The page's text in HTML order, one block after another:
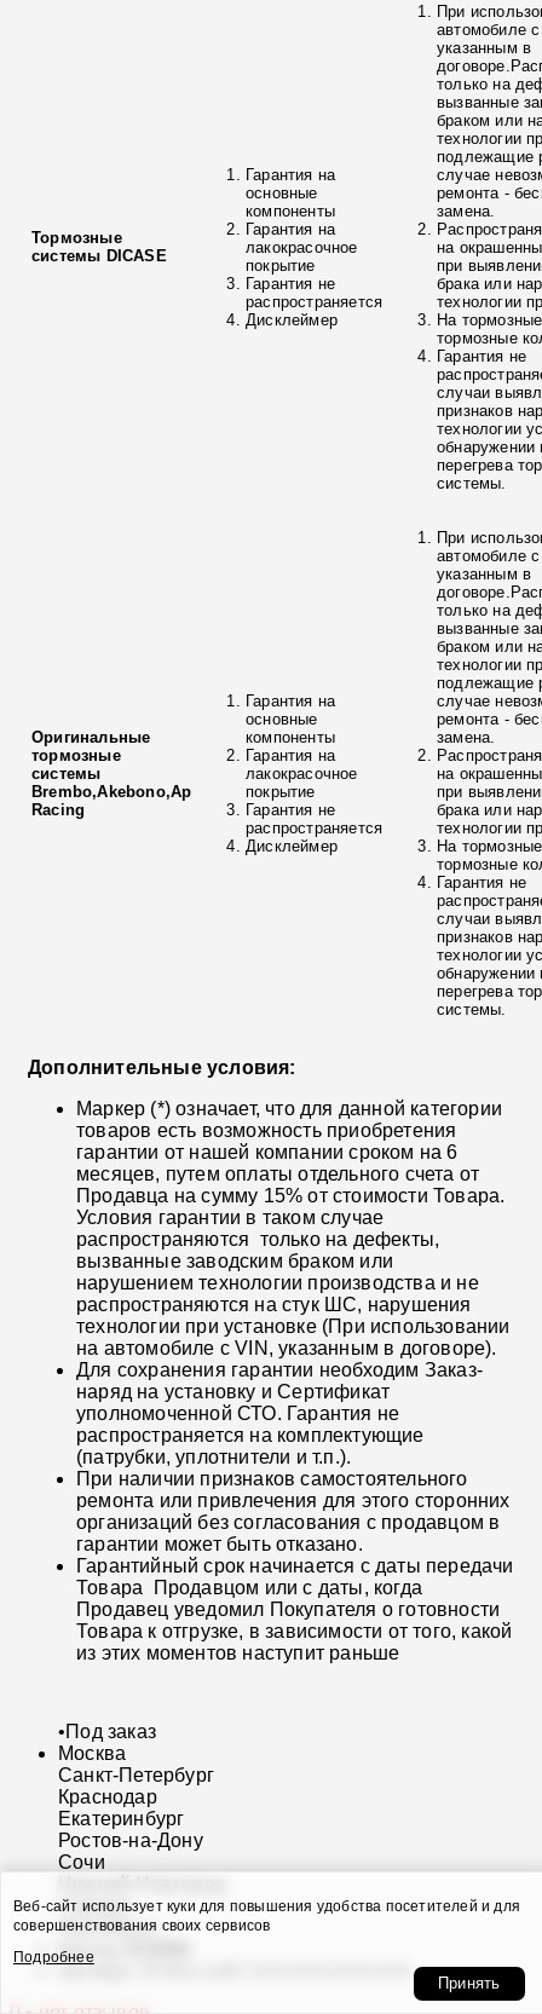
Тормозные
системы DICASE
Гарантия на
основные
компоненты
Гарантия на
лакокрасочное
покрытие
Гарантия не
распространяется
Дисклеймер
При
автомобиле
указанным в
только на
вызванные
браком или
технологии
подлежащие
случае
ремонта -
замена.
на
при
брака или
технологии
На
тормозные
Гарантия не
случаи
признаков
технологии
обнаружении
перегрева
системы.
Оригинальные
тормозные
системы
Brembo,Akebono,Ap
Racing
Гарантия на
основные
компоненты
Гарантия на
лакокрасочное
покрытие
Гарантия не
распространяется
Дисклеймер
При
автомобиле
указанным в
только на
вызванные
браком или
технологии
подлежащие
случае
ремонта -
замена.
на
при
брака или
технологии
На
тормозные
Гарантия не
случаи
признаков
технологии
обнаружении
перегрева
системы.
Дополнительные условия:
Маркер (*) означает, что для данной категории
товаров есть возможность приобретения
гарантии от нашей компании сроком на 6
месяцев, путем оплаты отдельного счета от
Продавца на сумму 15% от стоимости Товара.
Условия гарантии в таком случае
распространяются только на дефекты,
вызванные заводским браком или
нарушением технологии производства и не
распространяются на стук ШС, нарушения
технологии при установке (При использовании
на автомобиле с VIN, указанным в договоре).
Для сохранения гарантии необходим Заказ-
наряд на установку и Сертификат
уполномоченной СТО. Гарантия не
распространяется на комплектующие
(патрубки, уплотнители и т.п.).
При наличии признаков самостоятельного
ремонта или привлечения для этого сторонних
организаций без согласования с продавцом в
гарантии может быть отказано.
Гарантийный срок начинается с даты передачи
Товара Продавцом или с даты, когда
Продавец уведомил Покупателя о готовности
Товара к отгрузке, в зависимости от того, какой
из этих моментов наступит раньше
•Под заказ
Москва
Санкт-Петербург
Краснодар
Екатеринбург
Ростов-на-Дону
Сочи
Самара
Челябинск
Бренд:
Артикул:
Веб-сайт использует куки для повышения удобства посетителей и для
совершенствования своих сервисов
Подробнее
Принять